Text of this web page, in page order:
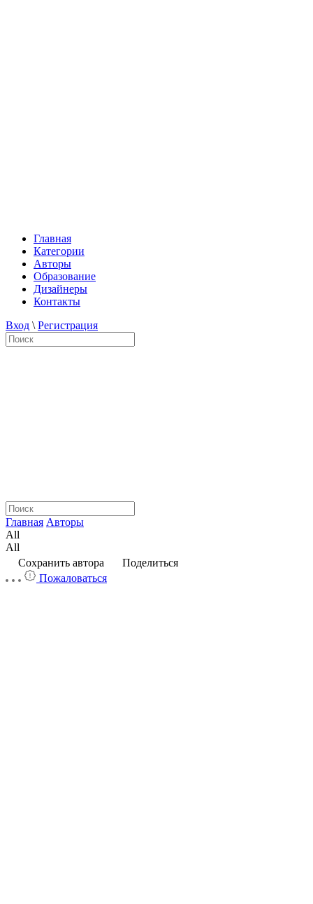
Главная
Категории
Авторы
Образование
Дизайнеры
Контакты
Вход \ Регистрация
Главная Авторы
All
All
Сохранить автора
Поделиться
Пожаловаться